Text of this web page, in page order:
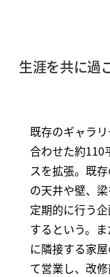
生涯を共に過
既存のギャラ
合わせた約110
スを拡張。既
の天井や壁、
定期的に行う
するという。
に隣接する家
て営業し、改